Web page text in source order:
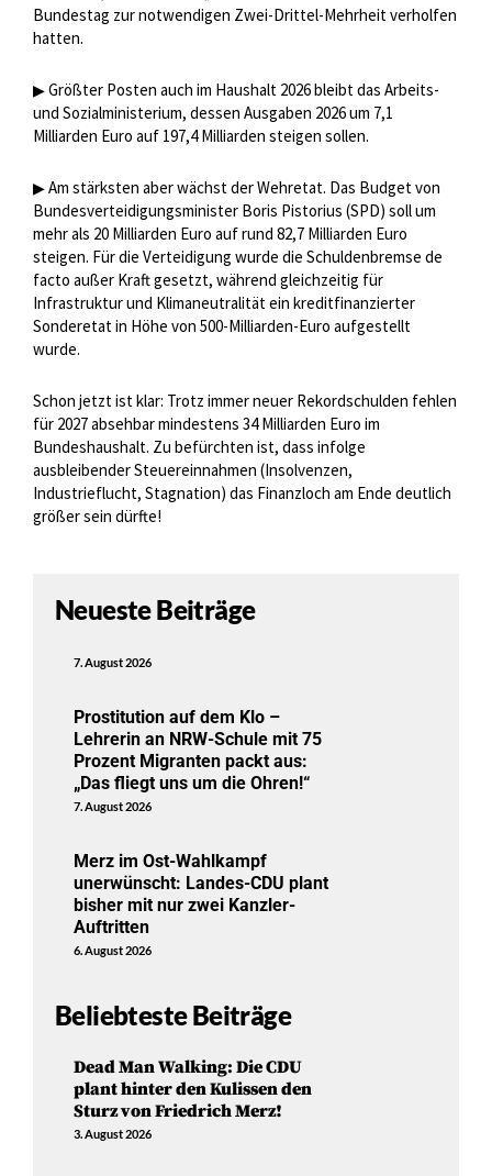
Bundestag zur notwendigen Zwei-Drittel-Mehrheit verholfen
hatten.
▶Größter Posten auch im Haushalt 2026 bleibt das Arbeits-
und Sozialministerium, dessen Ausgaben 2026 um 7,1
Milliarden Euro auf 197,4 Milliarden steigen sollen.
▶Am stärksten aber wächst der Wehretat. Das Budget von
Bundesverteidigungsminister Boris Pistorius (SPD) soll um
mehr als 20 Milliarden Euro auf rund 82,7 Milliarden Euro
steigen. Für die Verteidigung wurde die Schuldenbremse de
facto außer Kraft gesetzt, während gleichzeitig für
Infrastruktur und Klimaneutralität ein kreditfinanzierter
Sonderetat in Höhe von 500-Milliarden-Euro aufgestellt
wurde.
Schon jetzt ist klar: Trotz immer neuer Rekordschulden fehlen
für 2027 absehbar mindestens 34 Milliarden Euro im
Bundeshaushalt. Zu befürchten ist, dass infolge
ausbleibender Steuereinnahmen (Insolvenzen,
Industrieflucht, Stagnation) das Finanzloch am Ende deutlich
größer sein dürfte!
Neueste Beiträge
7. August 2026
Prostitution auf dem Klo –
Lehrerin an NRW-Schule mit 75
Prozent Migranten packt aus:
„Das fliegt uns um die Ohren!“
7. August 2026
Merz im Ost-Wahlkampf
unerwünscht: Landes-CDU plant
bisher mit nur zwei Kanzler-
Auftritten
6. August 2026
Beliebteste Beiträge
Dead Man Walking: Die CDU
plant hinter den Kulissen den
Sturz von Friedrich Merz!
3. August 2026